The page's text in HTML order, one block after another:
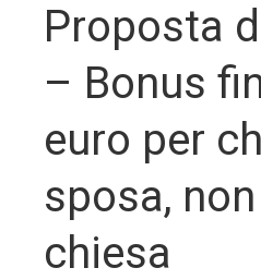
Proposta
– Bonus
euro per
sposa,
chiesa